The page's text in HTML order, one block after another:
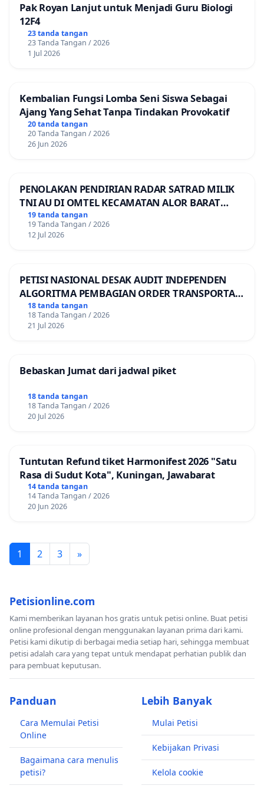
Pak Royan Lanjut untuk Menjadi Guru Biologi
12F4
23 tanda tangan
23 Tanda Tangan / 2026
1 Jul 2026
Kembalian Fungsi Lomba Seni Siswa Sebagai
Ajang Yang Sehat Tanpa Tindakan Provokatif
20 tanda tangan
20 Tanda Tangan / 2026
26 Jun 2026
PENOLAKAN PENDIRIAN RADAR SATRAD MILIK
TNI AU DI OMTEL KECAMATAN ALOR BARAT
LAUT, KABUPATEN ALOR
19 tanda tangan
19 Tanda Tangan / 2026
12 Jul 2026
PETISI NASIONAL DESAK AUDIT INDEPENDEN
ALGORITMA PEMBAGIAN ORDER TRANSPORTASI
ONLINE
18 tanda tangan
18 Tanda Tangan / 2026
21 Jul 2026
Bebaskan Jumat dari jadwal piket
18 tanda tangan
18 Tanda Tangan / 2026
20 Jul 2026
Tuntutan Refund tiket Harmonifest 2026 "Satu
Rasa di Sudut Kota", Kuningan, Jawabarat
14 tanda tangan
14 Tanda Tangan / 2026
20 Jun 2026
1 2 3 »
Petisionline.com
Kami memberikan layanan hos gratis untuk petisi online. Buat petisi
online profesional dengan menggunakan layanan prima dari kami.
Petisi kami dikutip di berbagai media setiap hari, sehingga membuat
petisi adalah cara yang tepat untuk mendapat perhatian publik dan
para pembuat keputusan.
Panduan
Cara Memulai Petisi
Online
Bagaimana cara menulis
petisi?
Lebih Banyak
Mulai Petisi
Kebijakan Privasi
Kelola cookie